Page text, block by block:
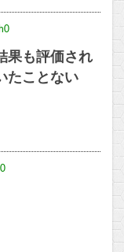
果も評価され
たことない